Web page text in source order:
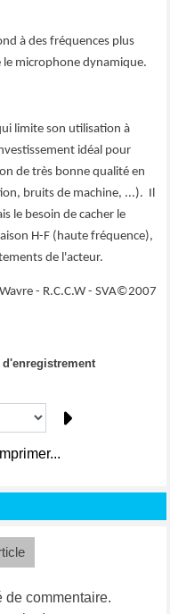
à des fréquences plus
le microphone dynamique.
limite son utilisation à
idéal pour
de très bonne qualité en
bruits de machine, ...). Il
le besoin de cacher le
H-F (haute fréquence),
de l'acteur.
- R.C.C.W - SVA©2007
de commentaire.